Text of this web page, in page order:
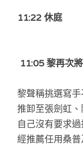
11:22 休庭
11:05 黎再次
黎聲稱挑選寫
推卸至張劍虹
自己沒有要求
經推薦任用桑普